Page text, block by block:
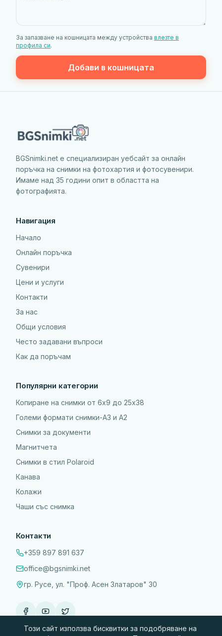
За запазване на кошницата между устройства влезте в
профила си.
Добави в кошницата
BGSnimki.net е специализиран уебсайт за онлайн
поръчка на снимки на фотохартия и фотосувенири.
Имаме над 35 години опит в областта на
фотографията.
Навигация
Начало
Онлайн поръчка
Сувенири
Цени и услуги
Контакти
За нас
Общи условия
Често задавани въпроси
Как да поръчам
Популярни категории
Копиране на снимки от 6x9 до 25х38
Големи формати снимки-А3 и А2
Снимки за документи
Магнитчета
Снимки в стил Polaroid
Канава
Колажи
Чаши със снимка
Контакти
+359 897 891 637
office@bgsnimki.net
гр. Русе, ул. "Проф. Асен Златаров" 30
Този сайт използва бисквитки за подобряване на